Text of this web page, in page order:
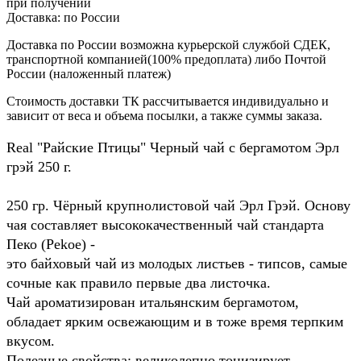
Доставка: по России
Доставка по России возможна курьерской службой СДЕК,
транспортной компанией(100% предоплата) либо Почтой
России (наложенный платеж)
Стоимость доставки ТК рассчитывается индивидуально и
зависит от веса и объема посылки, а также суммы заказа.
Real "Райские Птицы" Черный чай с бергамотом Эрл
грэй 250 г.
250 гр. Чёрный крупнолистовой чай Эрл Грэй. Основу
чая составляет высококачественный чай стандарта
Пеко (Pekoe) -
это байховый чай из молодых листьев - типсов, самые
сочные как правило первые два листочка.
Чай ароматизирован итальянским бергамотом,
обладает ярким освежающим и в тоже время терпким
вкусом.